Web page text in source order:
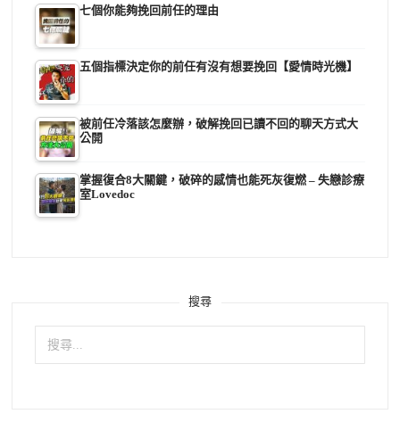
七個你能夠挽回前任的理由
五個指標決定你的前任有沒有想要挽回【愛情時光機】
被前任冷落該怎麼辦，破解挽回已讀不回的聊天方式大
公開
掌握復合8大關鍵，破碎的感情也能死灰復燃 – 失戀診療
室Lovedoc
搜尋
搜
鍵